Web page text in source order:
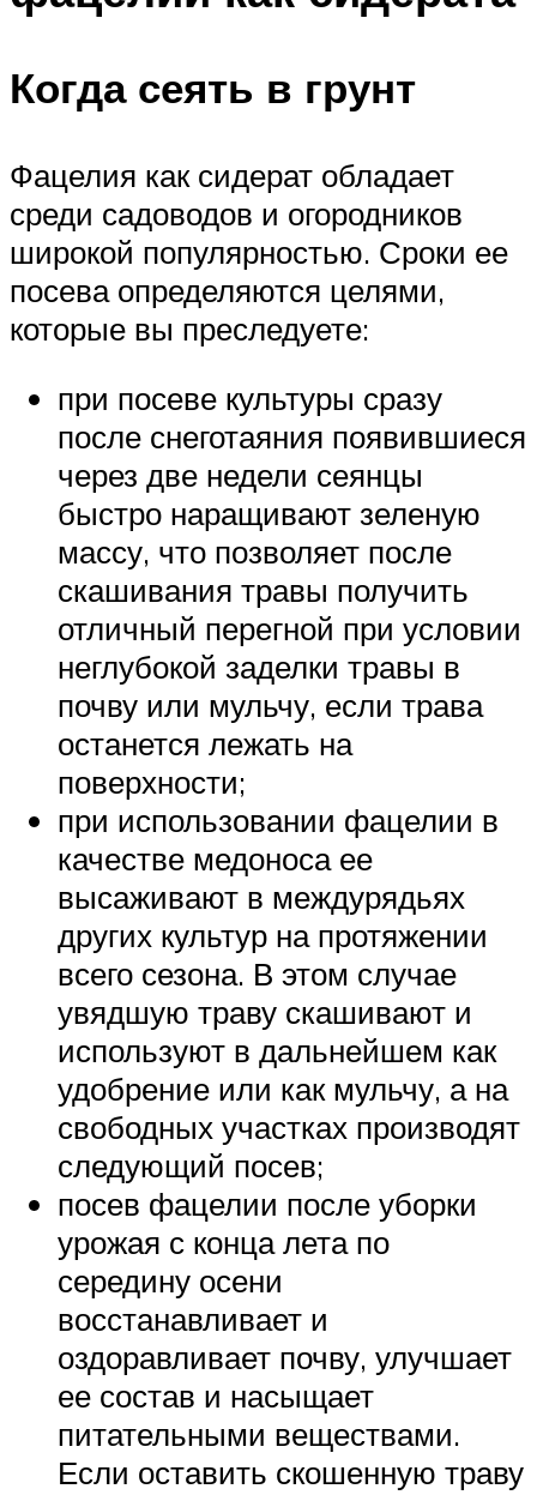
Когда сеять в грунт
Фацелия как сидерат обладает
среди садоводов и огородников
широкой популярностью. Сроки ее
посева определяются целями,
которые вы преследуете:
при посеве культуры сразу
после снеготаяния появившиеся
через две недели сеянцы
быстро наращивают зеленую
массу, что позволяет после
скашивания травы получить
отличный перегной при условии
неглубокой заделки травы в
почву или мульчу, если трава
останется лежать на
поверхности;
при использовании фацелии в
качестве медоноса ее
высаживают в междурядьях
других культур на протяжении
всего сезона. В этом случае
увядшую траву скашивают и
используют в дальнейшем как
удобрение или как мульчу, а на
свободных участках производят
следующий посев;
посев фацелии после уборки
урожая с конца лета по
середину осени
восстанавливает и
оздоравливает почву, улучшает
ее состав и насыщает
питательными веществами.
Если оставить скошенную траву